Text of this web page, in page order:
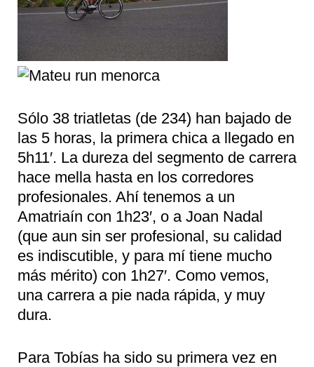
Sólo 38 triatletas (de 234) han bajado de
las 5 horas, la primera chica a llegado en
5h11′. La dureza del segmento de carrera
hace mella hasta en los corredores
profesionales. Ahí tenemos a un
Amatriaín con 1h23′, o a Joan Nadal
(que aun sin ser profesional, su calidad
es indiscutible, y para mí tiene mucho
más mérito) con 1h27′. Como vemos,
una carrera a pie nada rápida, y muy
dura.
Para Tobías ha sido su primera vez en